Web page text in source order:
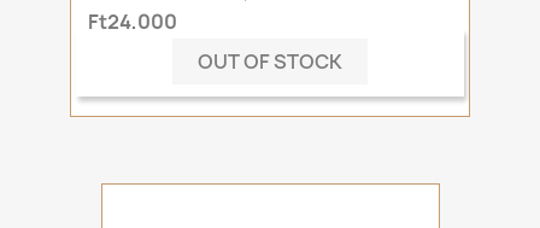
Ft24,000
OUT OF STOCK